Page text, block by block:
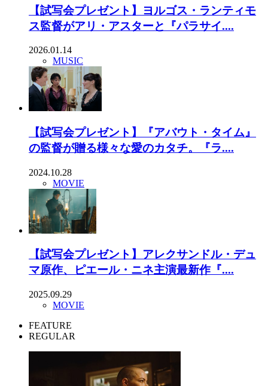
【試写会プレゼント】ヨルゴス・ランティモ
ス監督がアリ・アスターと『パラサイ....
2026.01.14
MUSIC
【試写会プレゼント】『アバウト・タイム』
の監督が贈る様々な愛のカタチ。『ラ....
2024.10.28
MOVIE
【試写会プレゼント】アレクサンドル・デュ
マ原作、ピエール・ニネ主演最新作『....
2025.09.29
MOVIE
FEATURE
REGULAR